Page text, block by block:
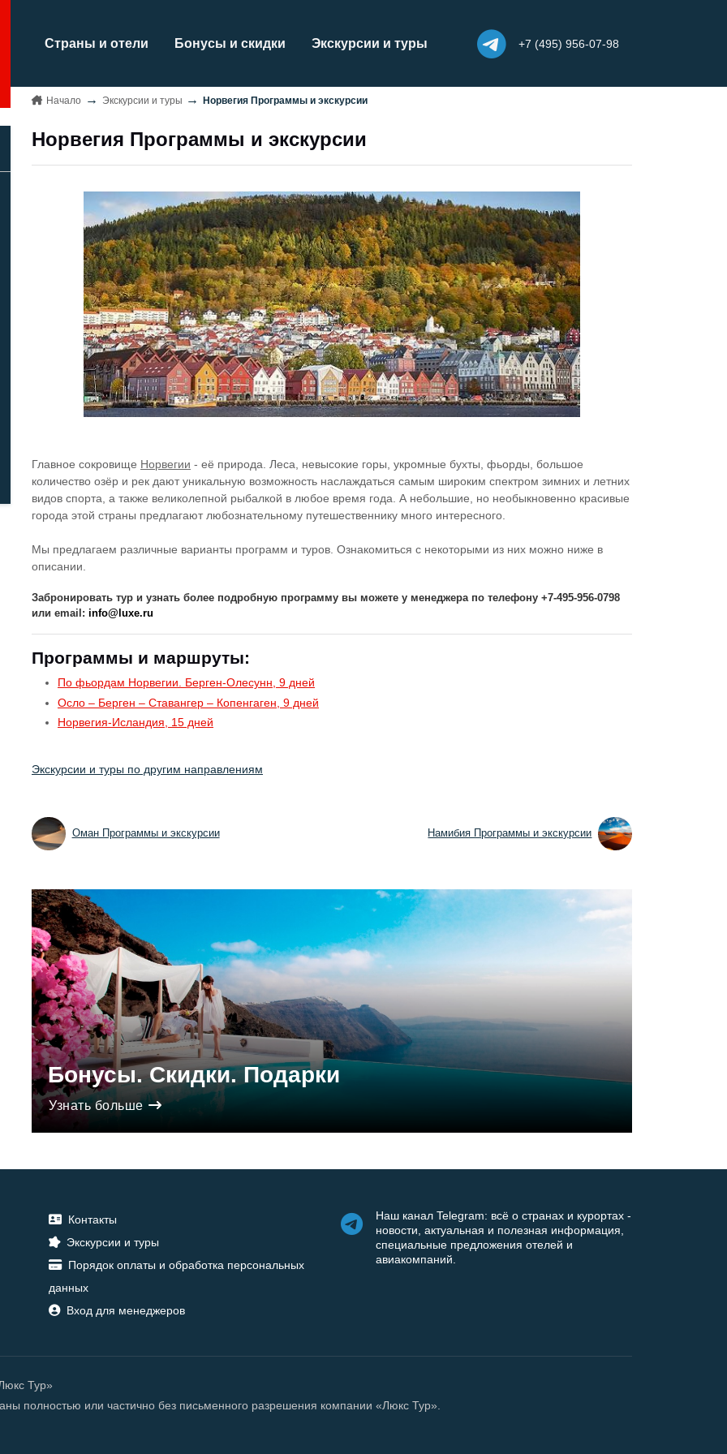
Страны и отели Бонусы и скидки Экскурсии и туры +7 (495) 956-07-98
Начало Экскурсии и туры Норвегия Программы и экскурсии
Норвегия Программы и экскурсии
Главное сокровище Норвегии - её природа. Леса, невысокие горы, укромные бухты, фьорды, большое
количество озёр и рек дают уникальную возможность наслаждаться самым широким спектром зимних и летних
видов спорта, а также великолепной рыбалкой в любое время года. А небольшие, но необыкновенно красивые
города этой страны предлагают любознательному путешественнику много интересного.
Мы предлагаем различные варианты программ и туров. Ознакомиться с некоторыми из них можно ниже в
описании.
Забронировать тур и узнать более подробную программу вы можете у менеджера по телефону +7-495-956-0798
или email: info@luxe.ru
Программы и маршруты:
По фьордам Норвегии. Берген-Олесунн, 9 дней
Осло – Берген – Ставангер – Копенгаген, 9 дней
Норвегия-Исландия, 15 дней
Экскурсии и туры по другим направлениям
Оман Программы и экскурсии Намибия Программы и экскурсии
Бонусы. Скидки. Подарки
Узнать больше
Контакты
Экскурсии и туры
Порядок оплаты и обработка персональных
данных
Вход для менеджеров
Наш канал Telegram: всё о странах и курортах -
новости, актуальная и полезная информация,
специальные предложения отелей и
авиакомпаний.
Тур»
полностью или частично без письменного разрешения компании «Люкс Тур».